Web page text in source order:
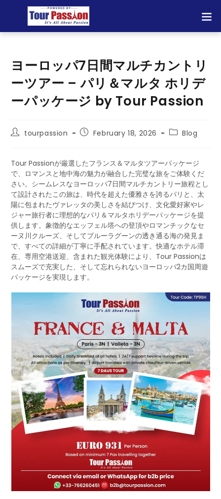
ヨーロッパ7日間マルチカントリ
ーツアー – パリ＆マルタ ホリデ
ーパッケージ by Tour Passion
tourpassion February 18, 2026 Blog
Tour Passionが厳選したフランス＆マルタツアーパッケージ
で、ロマンスと地中海の魅力が融合した完璧な旅をご体験くだ
さい。シームレスなヨーロッパ7日間マルチカントリー旅程とし
て設計されたこの旅は、時代を超えた優雅さを誇るパリと、太
陽に包まれたヴァレッタの美しさを結びつけ、文化愛好家やレ
ジャー旅行者に理想的なパリ＆マルタホリデーパッケージを提
供します。象徴的なエッフェル塔への登頂やロマンチックなセ
ーヌ川クルーズ、そしてブルーラグーンの透き通る海の発見ま
で、すべての詳細が丁寧に手配されています。快適なホテル滞
在、専用空港送迎、含まれた観光体験により、Tour Passionは
スムーズで充実した、そして忘れられないヨーロッパ2カ国周遊
パッケージを実現します。